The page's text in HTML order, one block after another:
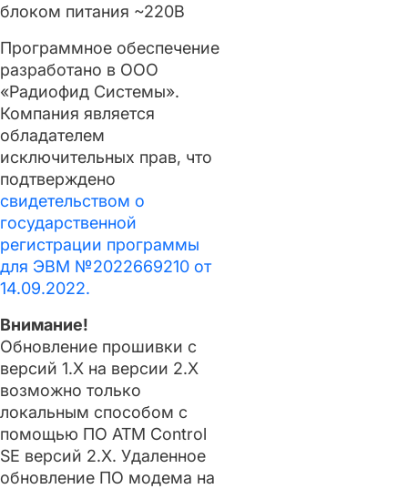
блоком питания ~220В
Программное обеспечение
разработано в ООО
«Радиофид Системы».
Компания является
обладателем
исключительных прав, что
подтверждено
свидетельством о
государственной
регистрации программы
для ЭВМ №2022669210 от
14.09.2022.
Внимание!
Обновление прошивки с
версий 1.Х на версии 2.Х
возможно только
локальным способом с
помощью ПО ATM Control
SE версий 2.Х. Удаленное
обновление ПО модема на